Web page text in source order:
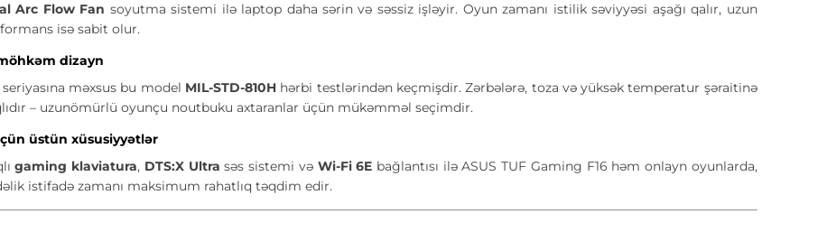
Arc Flow Fan soyutma sistemi ilə laptop daha sərin və səssiz işləyir. Oyun zamanı istilik səviyyəsi aşağı qalır, uzun
isə sabit olur.
dizayn
məxsus bu model MIL-STD-810H hərbi testlərindən keçmişdir. Zərbələrə, toza və yüksək temperatur şəraitinə
– uzunömürlü oyunçu noutbuku axtaranlar üçün mükəmməl seçimdir.
üstün xüsusiyyətlər
gaming klaviatura, DTS:X Ultra səs sistemi və Wi-Fi 6E bağlantısı ilə ASUS TUF Gaming F16 həm onlayn oyunlarda,
istifadə zamanı maksimum rahatlıq təqdim edir.